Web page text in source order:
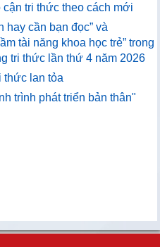
tri thức theo cách mới
hay cần bạn đọc” và
tài năng khoa học trẻ” trong
tri thức lần thứ 4 năm 2026
thức lan tỏa
trình phát triển bản thân"